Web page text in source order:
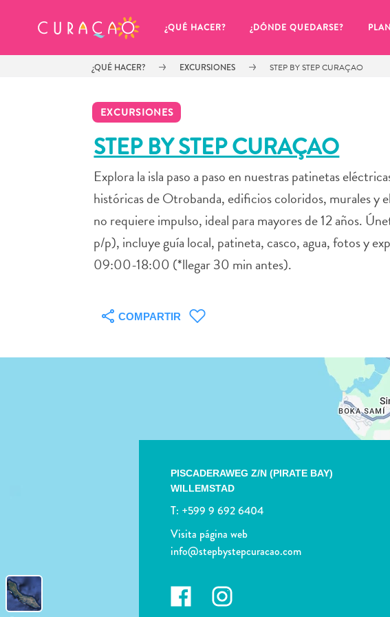
¿QUÉ HACER? ¿DÓNDE QUEDARSE?
¿QUÉ HACER? EXCURSIONES STEP BY STEP CURAÇAO
EXCURSIONES
STEP BY STEP CURAÇAO
Explora la isla paso a paso en nuestras patinetas
históricas de Otrobanda, edificios coloridos, murales y
no requiere impulso, ideal para mayores de 12 años.
p/p), incluye guía local, patineta, casco, agua, fotos y
09:00-18:00 (*llegar 30 min antes).
COMPARTIR
PISCADERAWEG Z/N (PIRATE BAY)
WILLEMSTAD
T: +599 9 692 6404
Visita página web
info@stepbystepcuracao.com
MIS FAVORITOS
Parece que no has guardado
ningún lugar favorito aún.